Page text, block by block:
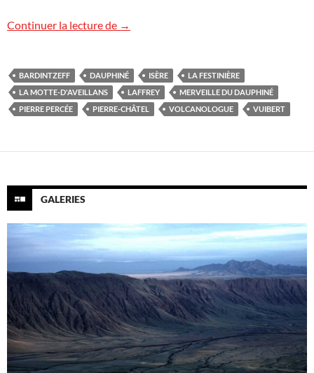
Continuer la lecture de La Pierre Percée
→
BARDINTZEFF DAUPHINÉ ISÈRE
LA FESTINIÈRE
LA MOTTE-D'AVEILLANS
LAFFREY
MERVEILLE DU DAUPHINÉ
PIERRE PERCÉE
PIERRE-CHÂTEL VOLCANOLOGUE VUIBERT
GALERIES